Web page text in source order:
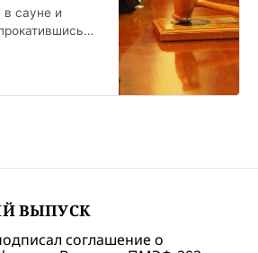
сауне и
долгое
ВЫПУСК
соглашение о